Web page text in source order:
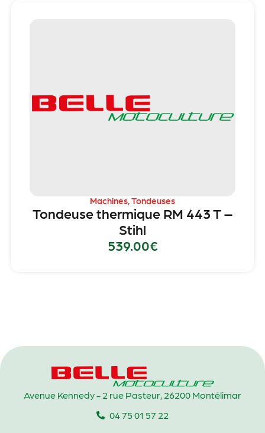
Machines,Tondeuses
Tondeuse thermique RM 443 T –
Stihl
539.00€
Avenue Kennedy - 2 rue Pasteur, 26200 Montélimar
04 75 01 57 22